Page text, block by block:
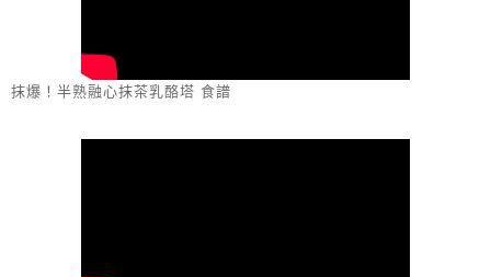
抹爆！半熟融心抹茶乳酪塔 食譜